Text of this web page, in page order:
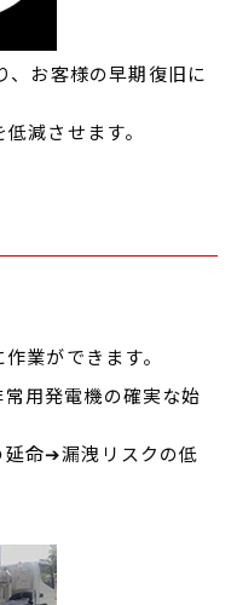
、お客様の早期復旧に
減させます。
業ができます。
用発電機の確実な始
命➔漏洩リスクの低